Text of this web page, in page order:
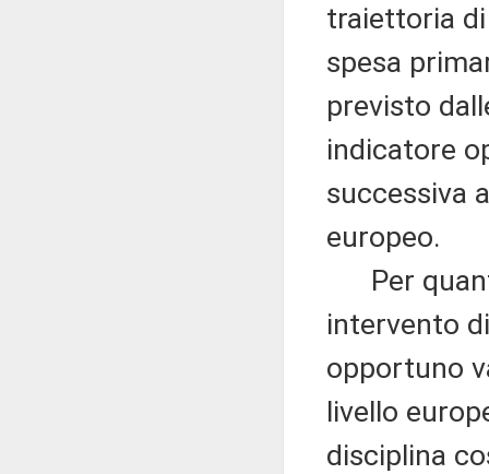
traiettoria
spesa
previsto
indicatore
successiva
europeo.
Per
intervento
opportuno
livello
disciplina